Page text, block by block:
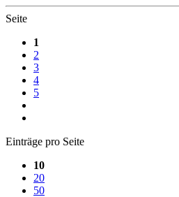
Seite
1
2
3
4
5
Einträge pro Seite
10
20
50